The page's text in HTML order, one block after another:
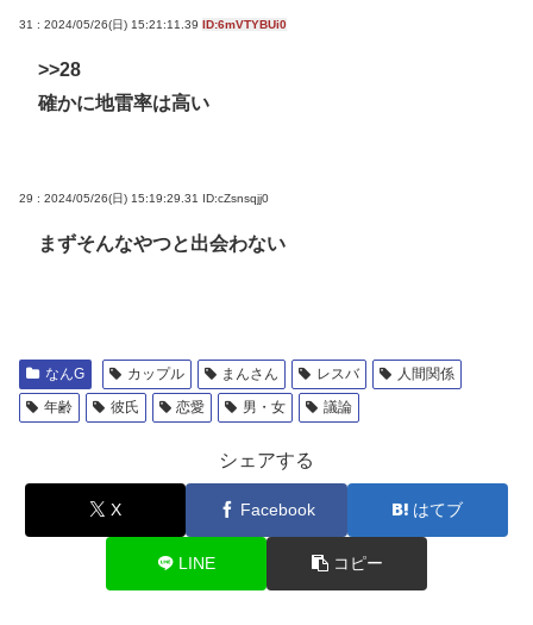
31 : 2024/05/26(日) 15:21:11.39 ID:6mVTYBUi0
>>28
確かに地雷率は高い
29 : 2024/05/26(日) 15:19:29.31 ID:cZsnsqjj0
まずそんなやつと出会わない
なんG カップル まんさん レスバ
人間関係
年齢
彼氏 恋愛 男・女 議論
シェアする
X Facebook はてブ
LINE コピー